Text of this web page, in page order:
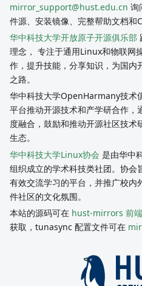
mirror_support@hust.edu.cn 询
件源、安装镜像、完整帮助文档和
华中科技大学开放原子开源俱乐部
理念， 专注于通用Linux和物联网
作，提升技能，分享知识，为国内
之路。
华中科技大学OpenHarmany技术
平台推动开源技术和产学研合作，
度融合，鼓励和推动开源社区技
生态。
华中科技大学Linux协会 是由华中
组织成立的学术科技类社团。协
有效交流学习的平台，并推广校内
件社区的文化氛围。
本站的源码可在 hust-mirrors 前
获取，tunasync 配置文件可在